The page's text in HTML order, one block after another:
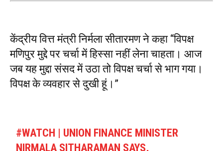
केंद्रीय वित्त मंत्री निर्मला सीतारमण ने कहा “विपक्ष
मणिपुर मुद्दे पर चर्चा में हिस्सा नहीं लेना चाहता। आज
जब यह मुद्दा संसद में उठा तो विपक्ष चर्चा से भाग गया।
विपक्ष के व्यवहार से दुखी हूं।”
#WATCH | UNION FINANCE MINISTER
NIRMALA SITHARAMAN SAYS,